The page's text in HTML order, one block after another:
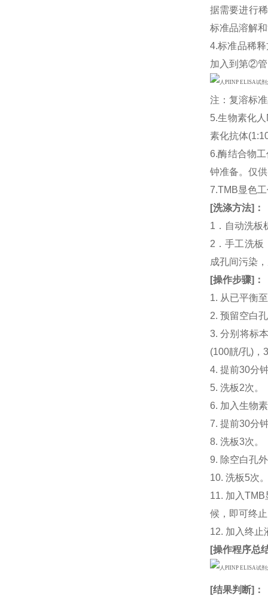
据需要进行
标准品溶解
4.标准品稀
加入到第②
注：复溶标
5.生物素化
素化抗体
6.酶结合物
钟准备。仅
7.TMB显色
[洗涤方法] ：
1．自动洗板
2．手工洗板
成孔间污染
[操作步骤] ：
1. 从已平衡
2. 预留空白
3. 分别将标
(100靗/孔)
4. 提前30分
5. 洗板2次。
6. 加入生物
7. 提前30分
8. 洗板3次。
9. 除空白孔
10. 洗板5次
11. 加入
候，即可终
12. 加入终止
[操作程序总
[结果判断]：